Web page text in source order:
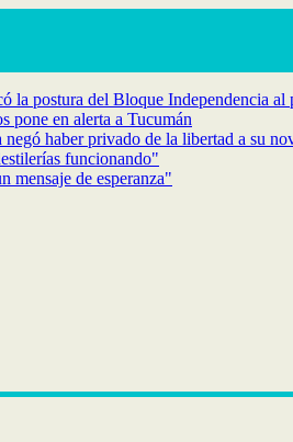
la postura del Bloque Independencia
pone en alerta a Tucumán
haber privado de la libertad a su
funcionando"
mensaje de esperanza"